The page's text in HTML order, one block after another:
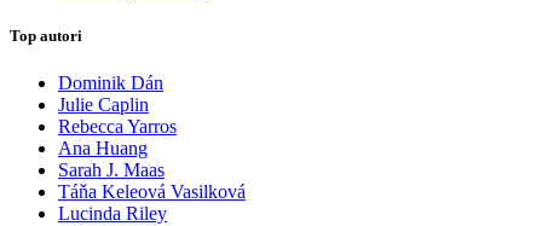
Top autori
Dominik Dán
Julie Caplin
Rebecca Yarros
Ana Huang
Sarah J. Maas
Táňa Keleová Vasilková
Lucinda Riley